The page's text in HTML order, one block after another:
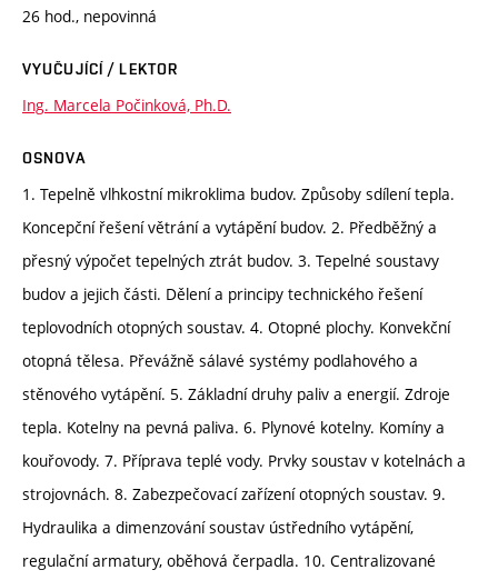
26 hod., nepovinná
VYUČUJÍCÍ / LEKTOR
Ing. Marcela Počinková, Ph.D.
OSNOVA
1. Tepelně vlhkostní mikroklima budov. Způsoby sdílení tepla.
Koncepční řešení větrání a vytápění budov. 2. Předběžný a
přesný výpočet tepelných ztrát budov. 3. Tepelné soustavy
budov a jejich části. Dělení a principy technického řešení
teplovodních otopných soustav. 4. Otopné plochy. Konvekční
otopná tělesa. Převážně sálavé systémy podlahového a
stěnového vytápění. 5. Základní druhy paliv a energií. Zdroje
tepla. Kotelny na pevná paliva. 6. Plynové kotelny. Komíny a
kouřovody. 7. Příprava teplé vody. Prvky soustav v kotelnách a
strojovnách. 8. Zabezpečovací zařízení otopných soustav. 9.
Hydraulika a dimenzování soustav ústředního vytápění,
regulační armatury, oběhová čerpadla. 10. Centralizované